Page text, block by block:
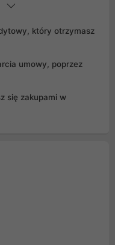
który otrzymasz
umowy, poprzez
się zakupami w